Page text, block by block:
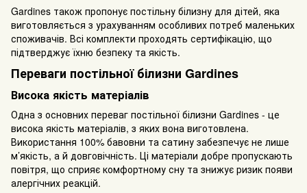
Gardines також пропонує постільну білизну для дітей, яка
виготовляється з урахуванням особливих потреб маленьких
споживачів. Всі комплекти проходять сертифікацію, що
підтверджує їхню безпеку та якість.
Переваги постільної білизни Gardines
Висока якість матеріалів
Одна з основних переваг постільної білизни Gardines - це
висока якість матеріалів, з яких вона виготовлена.
Використання 100% бавовни та сатину забезпечує не лише
м’якість, а й довговічність. Ці матеріали добре пропускають
повітря, що сприяє комфортному сну та знижує ризик появи
алергічних реакцій.